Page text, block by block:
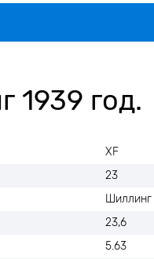
1939 год.
XF
23
Шиллинг
23,6
5.63